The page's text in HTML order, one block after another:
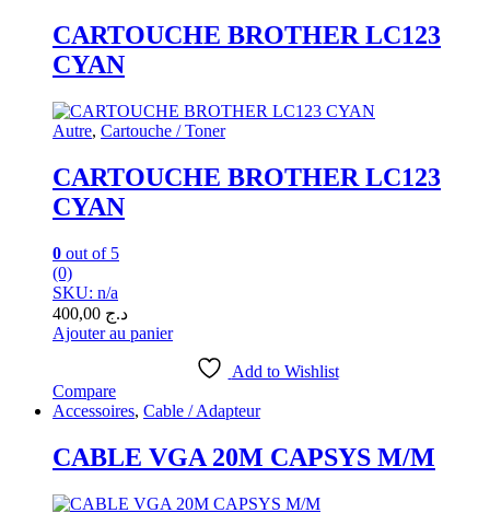
CARTOUCHE BROTHER LC123
CYAN
Autre, Cartouche / Toner
CARTOUCHE BROTHER LC123
CYAN
0 out of 5
(0)
SKU: n/a
د.ج
Ajouter au panier
Add to Wishlist
Compare
Accessoires, Cable / Adapteur
CABLE VGA 20M CAPSYS M/M